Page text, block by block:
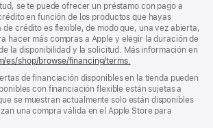
se te puede ofrecer un préstamo con pago a
en función de los productos que hayas
crédito es flexible, de modo que, una vez abierta,
hacer más compras a Apple y elegir la duración de
la disponibilidad y la solicitud. Más información en
es/shop/browse/financing/terms.
de financiación disponibles en la tienda pueden
con financiación flexible están sujetas a
se muestran actualmente solo están disponibles
una compra válida en el Apple Store para